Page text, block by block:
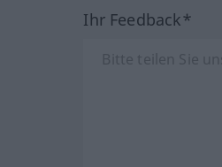
Ihr Feedback*